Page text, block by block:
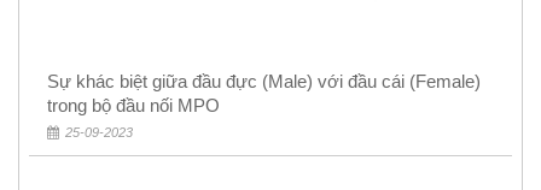
Sự khác biệt giữa đầu đực (Male) với đầu cái (Female)
trong bộ đầu nối MPO
25-09-2023